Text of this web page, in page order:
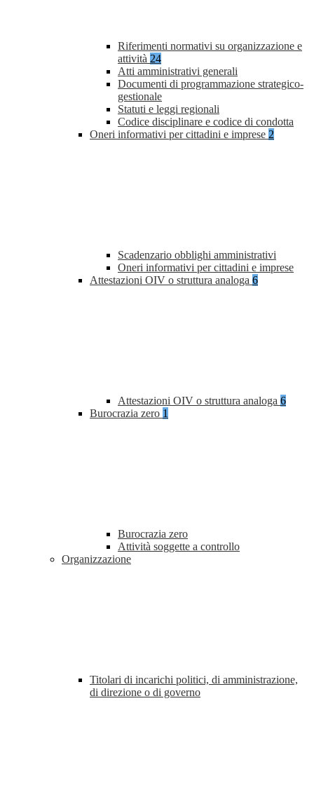
Riferimenti normativi su organizzazione e
attività 24
Atti amministrativi generali
Documenti di programmazione strategico-
gestionale
Statuti e leggi regionali
Codice disciplinare e codice di condotta
Oneri informativi per cittadini e imprese 2
Scadenzario obblighi amministrativi
Oneri informativi per cittadini e imprese
Attestazioni OIV o struttura analoga 6
Attestazioni OIV o struttura analoga 6
Burocrazia zero 1
Burocrazia zero
Attività soggette a controllo
Organizzazione
Titolari di incarichi politici, di amministrazione,
di direzione o di governo